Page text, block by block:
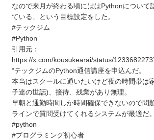
なので来月が終わる頃にははPythonについて
ている、という目標設定をした。
#テックジム
#Python”
引用元：
https://x.com/kousukearai/status/
“テックジムのPython通信講座を申込んだ。
本当はスクールに通いたいけど夜の時間帯は
子達の世話)、接待、残業があり無理。
早朝と通勤時間しか時間確保できないので問
ラインで質問受けてくれるシステムが最適だ。
#python
#プログラミング初心者